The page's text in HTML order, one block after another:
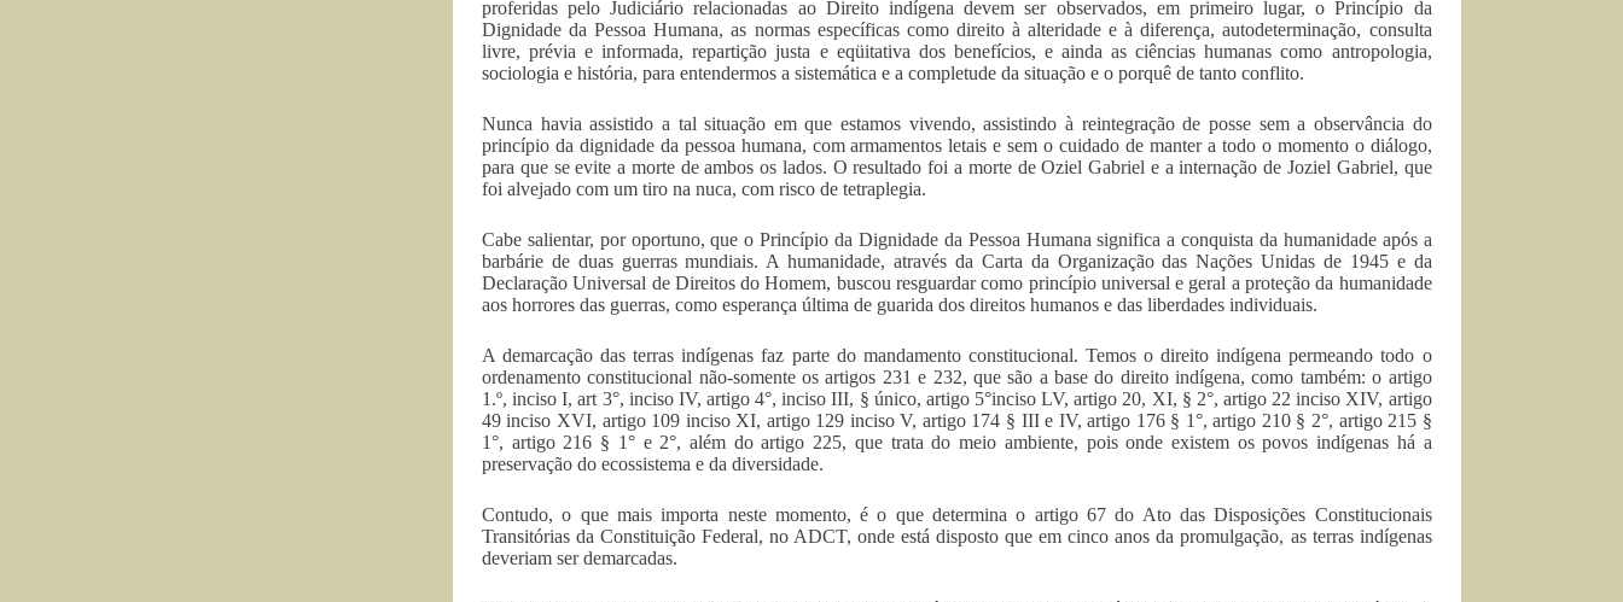
proferidas pelo Judiciário relacionadas ao Direito indígena devem ser observados, em primeiro lugar, o Princípio da
Dignidade da Pessoa Humana, as normas específicas como direito à alteridade e à diferença, autodeterminação, consulta
livre, prévia e informada, repartição justa e eqüitativa dos benefícios, e ainda as ciências humanas como antropologia,
sociologia e história, para entendermos a sistemática e a completude da situação e o porquê de tanto conflito.
Nunca havia assistido a tal situação em que estamos vivendo, assistindo à reintegração de posse sem a observância do
princípio da dignidade da pessoa humana, com armamentos letais e sem o cuidado de manter a todo o momento o diálogo,
para que se evite a morte de ambos os lados. O resultado foi a morte de Oziel Gabriel e a internação de Joziel Gabriel, que
foi alvejado com um tiro na nuca, com risco de tetraplegia.
Cabe salientar, por oportuno, que o Princípio da Dignidade da Pessoa Humana significa a conquista da humanidade após a
barbárie de duas guerras mundiais. A humanidade, através da Carta da Organização das Nações Unidas de 1945 e da
Declaração Universal de Direitos do Homem, buscou resguardar como princípio universal e geral a proteção da humanidade
aos horrores das guerras, como esperança última de guarida dos direitos humanos e das liberdades individuais.
A demarcação das terras indígenas faz parte do mandamento constitucional. Temos o direito indígena permeando todo o
ordenamento constitucional não-somente os artigos 231 e 232, que são a base do direito indígena, como também: o artigo
1.º, inciso I, art 3°, inciso IV, artigo 4°, inciso III, § único, artigo 5°inciso LV, artigo 20, XI, § 2°, artigo 22 inciso XIV, artigo
49 inciso XVI, artigo 109 inciso XI, artigo 129 inciso V, artigo 174 § III e IV, artigo 176 § 1°, artigo 210 § 2°, artigo 215 §
1°, artigo 216 § 1° e 2°, além do artigo 225, que trata do meio ambiente, pois onde existem os povos indígenas há a
preservação do ecossistema e da diversidade.
Contudo, o que mais importa neste momento, é o que determina o artigo 67 do Ato das Disposições Constitucionais
Transitórias da Constituição Federal, no ADCT, onde está disposto que em cinco anos da promulgação, as terras indígenas
deveriam ser demarcadas.